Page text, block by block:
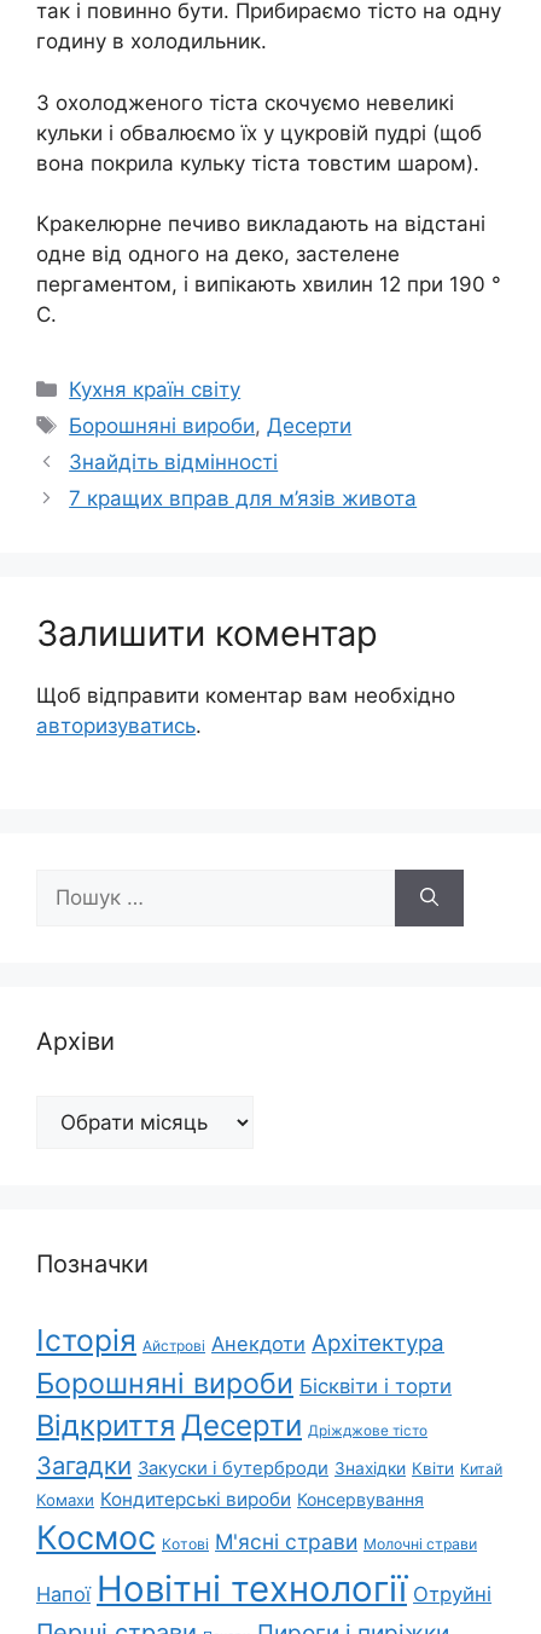
так і повинно бути. Прибираємо тісто на одну
годину в холодильник.
З охолодженого тіста скочуємо невеликі
кульки і обвалюємо їх у цукровій пудрі (щоб
вона покрила кульку тіста товстим шаром).
Кракелюрне печиво викладають на відстані
одне від одного на деко, застелене
пергаментом, і випікають хвилин 12 при 190 °
C.
Категорії
Кухня країн світу
Позначки
Борошняні вироби,Десерти
Знайдіть відмінності
7 кращих вправ для м’язів живота
Залишити коментар
Щоб відправити коментар вам необхідно
авторизуватись.
Архіви
Архіви
Позначки
Історія Айстрові Анекдоти Архітектура
Борошняні вироби Бісквіти і торти
Відкриття Десерти Дріжджове тісто
Загадки Закуски і бутерброди Знахідки Квіти Китай
Комахи Кондитерські вироби Консервування
Космос Котові М'ясні страви Молочні страви
Напої Новітні технології Отруйні